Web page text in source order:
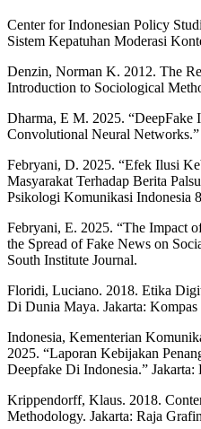
Center for Indonesian Policy
Sistem Kepatuhan Moderasi
Denzin, Norman K. 2012. The
Introduction to Sociological
Dharma, E M. 2025. “DeepFake
Convolutional Neural
Febryani, D. 2025. “Efek Ilusi
Masyarakat Terhadap Berita
Psikologi Komunikasi Indonesia
Febryani, E. 2025. “The Impact
the Spread of Fake News on
South Institute Journal.
Floridi, Luciano. 2018. Etika
Di Dunia Maya. Jakarta: Kompas
Indonesia, Kementerian
2025. “Laporan Kebijakan
Deepfake Di Indonesia.” Jakarta:
Krippendorff, Klaus. 2018.
Methodology. Jakarta: Raja